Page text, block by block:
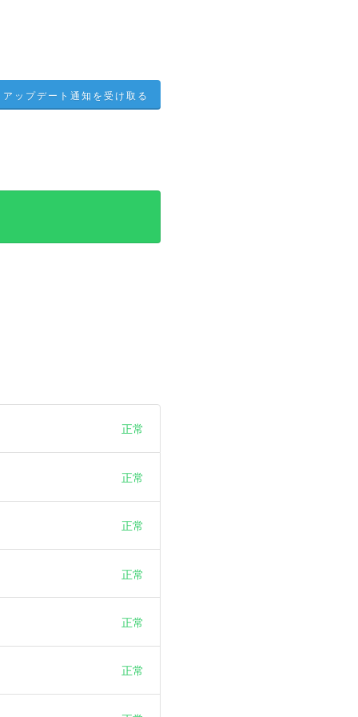
アップデート通知を受け取る
正常
正常
正常
正常
正常
正常